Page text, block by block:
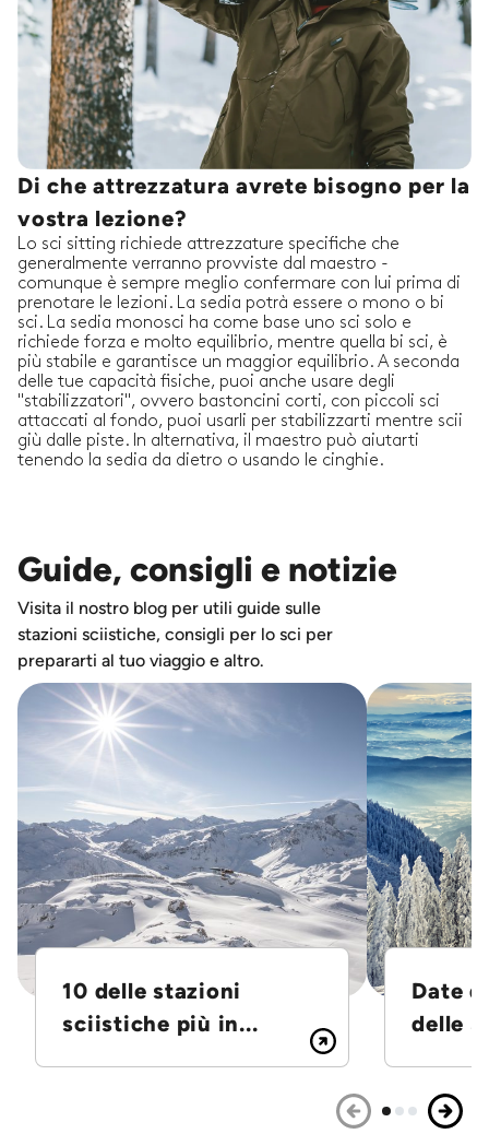
Di che attrezzatura avrete bisogno per la
vostra lezione?
Lo sci sitting richiede attrezzature specifiche che
generalmente verranno provviste dal maestro -
comunque è sempre meglio confermare con lui prima di
prenotare le lezioni. La sedia potrà essere o mono o bi
sci. La sedia monosci ha come base uno sci solo e
richiede forza e molto equilibrio, mentre quella bi sci, è
più stabile e garantisce un maggior equilibrio. A seconda
delle tue capacità fisiche, puoi anche usare degli
"stabilizzatori", ovvero bastoncini corti, con piccoli sci
attaccati al fondo, puoi usarli per stabilizzarti mentre scii
giù dalle piste. In alternativa, il maestro può aiutarti
tenendo la sedia da dietro o usando le cinghie.
Guide, consigli e notizie
Visita il nostro blog per utili guide sulle
stazioni sciistiche, consigli per lo sci per
prepararti al tuo viaggio e altro.
10 delle stazioni
sciistiche più in...
Date
delle